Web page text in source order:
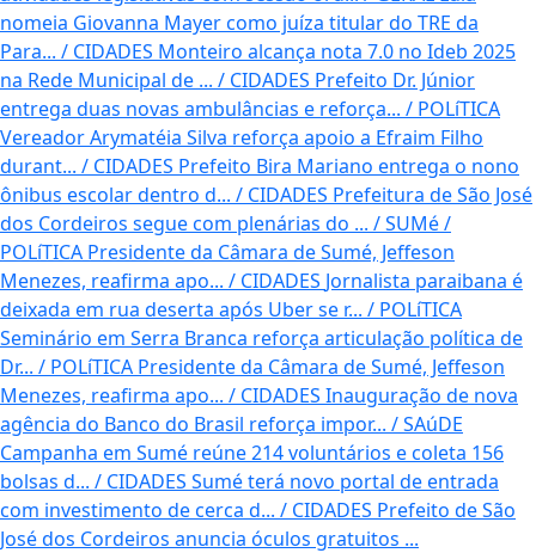
nomeia Giovanna Mayer como juíza titular do TRE da
Para... / CIDADES Monteiro alcança nota 7.0 no Ideb 2025
na Rede Municipal de ... / CIDADES Prefeito Dr. Júnior
entrega duas novas ambulâncias e reforça... / POLíTICA
Vereador Arymatéia Silva reforça apoio a Efraim Filho
durant... / CIDADES Prefeito Bira Mariano entrega o nono
ônibus escolar dentro d... / CIDADES Prefeitura de São José
dos Cordeiros segue com plenárias do ... /SUMé /
POLíTICA Presidente da Câmara de Sumé, Jeffeson
Menezes, reafirma apo... / CIDADES Jornalista paraibana é
deixada em rua deserta após Uber se r... / POLíTICA
Seminário em Serra Branca reforça articulação política de
Dr... / POLíTICA Presidente da Câmara de Sumé, Jeffeson
Menezes, reafirma apo... / CIDADES Inauguração de nova
agência do Banco do Brasil reforça impor... /SAúDE
Campanha em Sumé reúne 214 voluntários e coleta 156
bolsas d... / CIDADES Sumé terá novo portal de entrada
com investimento de cerca d... / CIDADES Prefeito de São
José dos Cordeiros anuncia óculos gratuitos ...